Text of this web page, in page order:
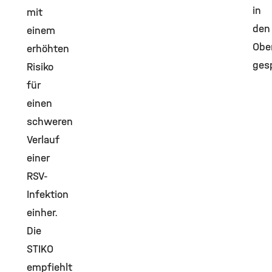
mit
einem
erhöhten
Risiko
für
einen
schweren
Verlauf
einer
RSV-
Infektion
einher.
Die
STIKO
empfiehlt
in
den